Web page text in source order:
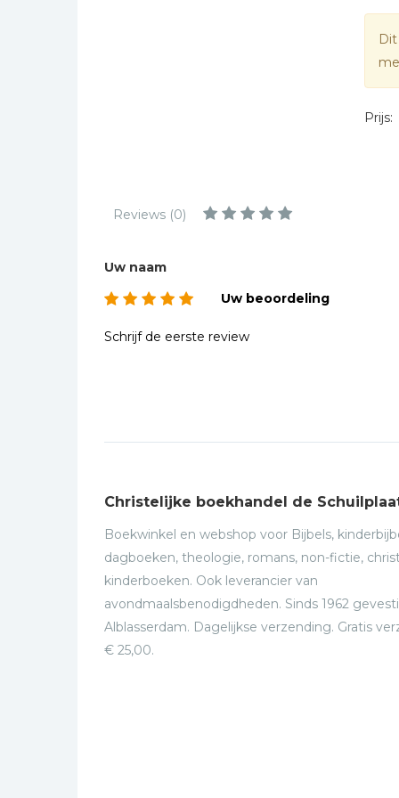
Toeristische kaarten en
Taalstudie
Wenskaarten
Prijs:
Reviews (0)
Uw naam
Uw beoordeling
Schrijf de eerste review
Christelijke boekhandel de
Boekwinkel en webshop voor Bijbels,
dagboeken, theologie, romans, non-fictie,
kinderboeken. Ook leverancier van
avondmaalsbenodigdheden. Sinds 1962
Alblasserdam. Dagelijkse verzending. Gratis
€ 25,00.